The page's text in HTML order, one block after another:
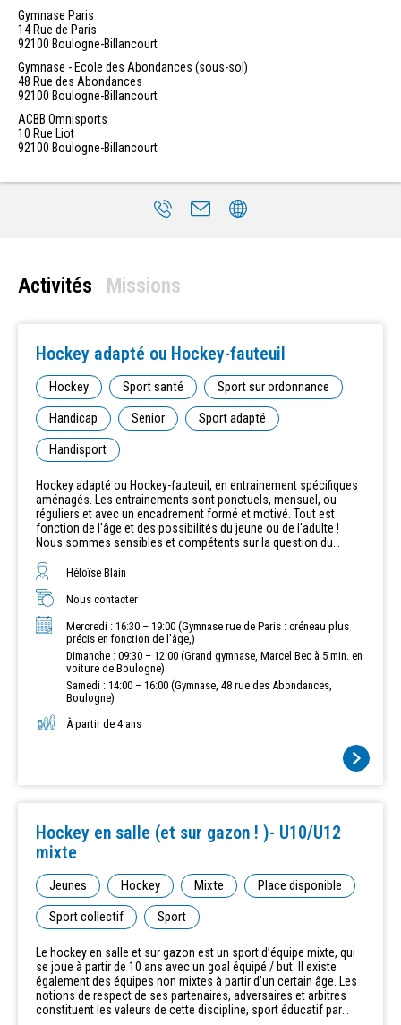
Gymnase Paris
14 Rue de Paris
92100 Boulogne-Billancourt
Gymnase - Ecole des Abondances (sous-sol)
48 Rue des Abondances
92100 Boulogne-Billancourt
ACBB Omnisports
10 Rue Liot
92100 Boulogne-Billancourt
Activités Missions
Hockey adapté ou Hockey-fauteuil
Hockey Sport santé
Sport sur ordonnance
Handicap
Senior
Sport adapté
Handisport
Hockey adapté ou Hockey-fauteuil, en entrainement spécifiques
aménagés. Les entrainements sont ponctuels, mensuel, ou
réguliers et avec un encadrement formé et motivé. Tout est
fonction de l'âge et des possibilités du jeune ou de l'adulte !
Nous sommes sensibles et compétents sur la question du
psychologique et physique du joueur concerné et le
développement de son potentiel.
Héloïse Blain
Nous contacter
Mercredi : 16:30 – 19:00 (Gymnase rue de Paris : créneau plus
précis en fonction de l'âge,)
Dimanche : 09:30 – 12:00 (Grand gymnase, Marcel Bec à 5 min. en
voiture de Boulogne)
Samedi : 14:00 – 16:00 (Gymnase, 48 rue des Abondances,
Boulogne)
À partir de 4 ans
Hockey en salle (et sur gazon ! )- U10/U12
mixte
Jeunes Hockey Mixte
Place disponible
Sport collectif
Sport
Le hockey en salle et sur gazon est un sport d’équipe mixte, qui
se joue à partir de 10 ans avec un goal équipé / but. Il existe
également des équipes non mixtes à partir d'un certain âge. Les
notions de respect de ses partenaires, adversaires et arbitres
constituent les valeurs de cette discipline, sport éducatif par